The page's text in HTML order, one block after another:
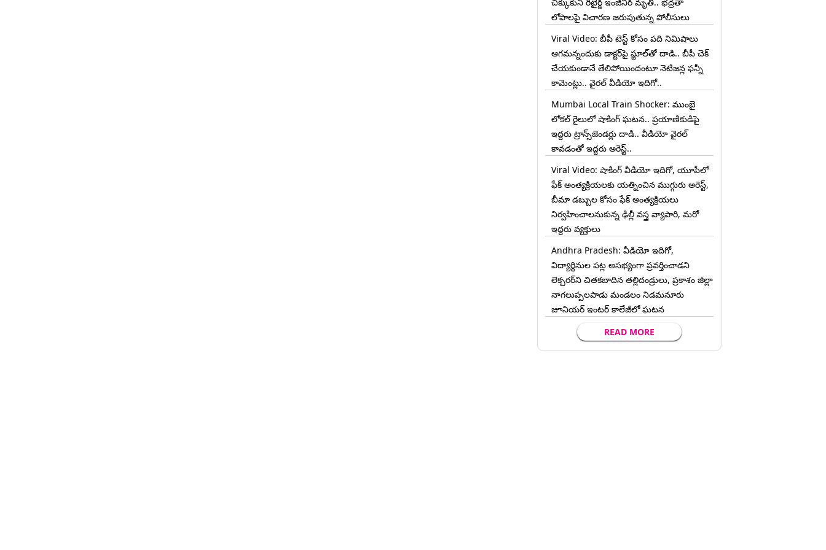
లోపాలపై విచారణ జరుపుతున్న పోలీసులు
Viral Video: బీపీ టెస్ట్‌ కోసం పది నిమిషాలు
ఆగమన్నందుకు డాక్టర్‌పై స్టూల్‌తో దాడి.. బీపీ చెక్
చేయకుండానే తేలిపోయిందంటూ నెటిజన్ల ఫన్నీ
కామెంట్లు.. వైరల్ వీడియో ఇదిగో..
Mumbai Local Train Shocker: ముంబై
లోకల్ రైలులో షాకింగ్ ఘటన.. ప్రయాణికుడిపై
ఇద్దరు ట్రాన్స్‌జెండర్లు దాడి.. వీడియో వైరల్
కావడంతో ఇద్దరు అరెస్ట్..
Viral Video: షాకింగ్ వీడియో ఇదిగో, యూపీలో
ఫేక్ అంత్యక్రియలకు యత్నించిన ముగ్గురు అరెస్ట్,
బీమా డబ్బుల కోసం ఫేక్ అంత్యక్రియలు
నిర్వహించాలనుకున్న ఢిల్లీ వస్త్ర వ్యాపారి, మరో
ఇద్దరు వ్యక్తులు
Andhra Pradesh: వీడియో ఇదిగో,
విద్యార్థినుల పట్ల అసభ్యంగా ప్రవర్తించాడని
లెక్చ‌ర‌ర్‌ని చిత‌క‌బాదిన త‌ల్లిదండ్రులు, ప్రకాశం జిల్లా
నాగలుప్పలపాడు మండలం నిడమనూరు
జూనియర్ ఇంటర్ కాలేజీలో ఘటన
READ MORE